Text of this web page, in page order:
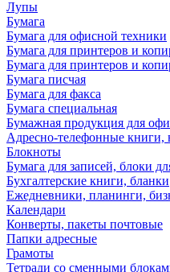
Лупы
Бумага
Бумага для офисной техники
Бумага для принтеров и
Бумага для принтеров и
Бумага писчая
Бумага для факса
Бумага специальная
Бумажная продукция для
Адресно-телефонные книги,
Блокноты
Бумага для записей, блоки
Бухгалтерские книги, бланки
Ежедневники, планинги,
Календари
Конверты, пакеты почтовые
Папки адресные
Грамоты
Тетради со сменными